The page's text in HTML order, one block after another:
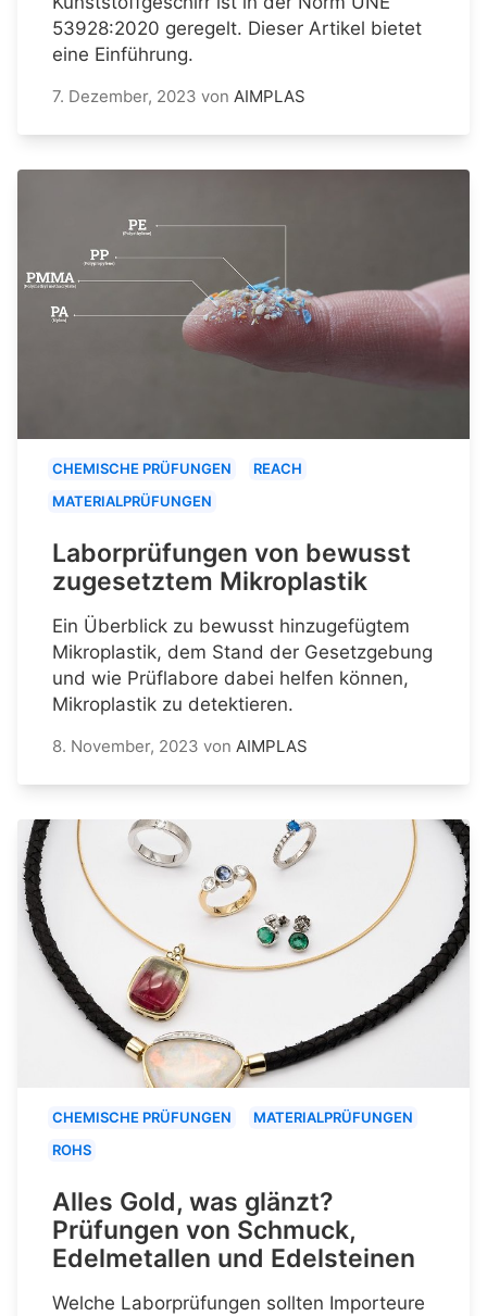
53928:2020 geregelt. Dieser Artikel bietet
eine Einführung.
7. Dezember, 2023 von AIMPLAS
CHEMISCHE PRÜFUNGEN
REACH
MATERIALPRÜFUNGEN
Laborprüfungen von bewusst
zugesetztem Mikroplastik
Ein Überblick zu bewusst hinzugefügtem
Mikroplastik, dem Stand der Gesetzgebung
und wie Prüflabore dabei helfen können,
Mikroplastik zu detektieren.
8. November, 2023 von AIMPLAS
CHEMISCHE PRÜFUNGEN
MATERIALPRÜFUNGEN
ROHS
Alles Gold, was glänzt?
Prüfungen von Schmuck,
Edelmetallen und Edelsteinen
Welche Laborprüfungen sollten Importeure